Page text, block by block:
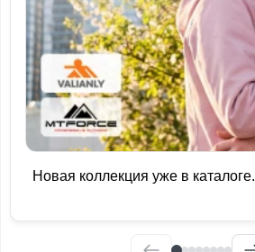
Новая коллекция уже в каталоге.